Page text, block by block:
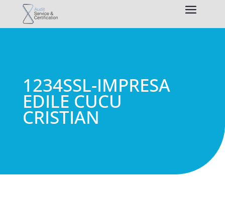
1234SSL-IMPRESA
EDILE CUCU
CRISTIAN